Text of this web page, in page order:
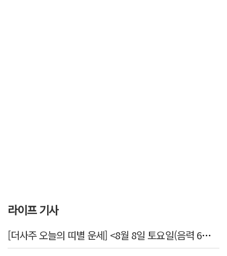
라이프 기사
[더사주 오늘의 띠별 운세] <8월 8일 토요일(음력 6월26일)>